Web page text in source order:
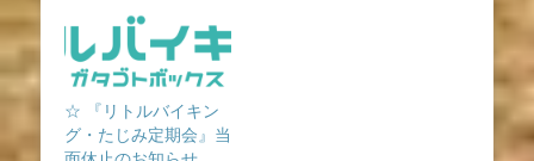
☆ 『リトルバイキン
グ・たじみ定期会』当